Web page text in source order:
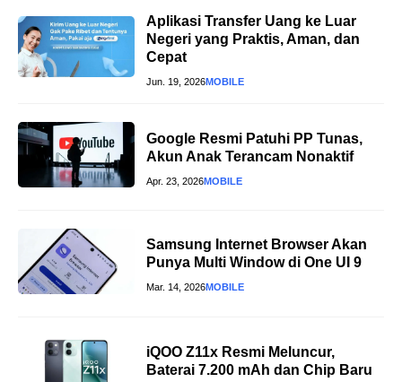
Aplikasi Transfer Uang ke Luar
Negeri yang Praktis, Aman, dan
Cepat
Jun. 19, 2026MOBILE
Google Resmi Patuhi PP Tunas,
Akun Anak Terancam Nonaktif
Apr. 23, 2026MOBILE
Samsung Internet Browser Akan
Punya Multi Window di One UI 9
Mar. 14, 2026MOBILE
iQOO Z11x Resmi Meluncur,
Baterai 7.200 mAh dan Chip Baru